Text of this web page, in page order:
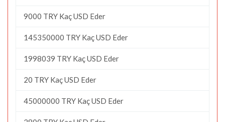
9000 TRY Kaç USD Eder
145350000 TRY Kaç USD Eder
1998039 TRY Kaç USD Eder
20 TRY Kaç USD Eder
45000000 TRY Kaç USD Eder